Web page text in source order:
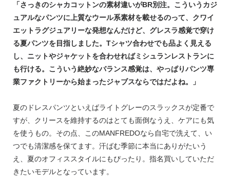
「さっきのシャカコットンの素材違いがBR別注。こういうカジ
ュアルなパンツに上質なウール系素材を載せるのって、クワイ
エットラグジュアリーな発想なんだけど、グレスラ感覚で穿け
る夏パンツを目指しました。Tシャツ合わせでも品よく見える
し、ニットやジャケットを合わせればミシュランレストランに
も行ける。こういう絶妙なバランス感覚は、やっぱりパンツ専
業ファクトリーから始まったジャブスならではだよね。」
夏のドレスパンツといえばライトグレーのスラックスが定番で
すが、クリースを維持するのはとても面倒なうえ、ケアにも気
を使うもの。その点、このMANFREDOなら自宅で洗えて、い
つでも清潔感を保てます。汗ばむ季節に本当にありがたいう
え、夏のオフィススタイルにもぴったり。指名買いしていただ
きたいモデルとなっています。